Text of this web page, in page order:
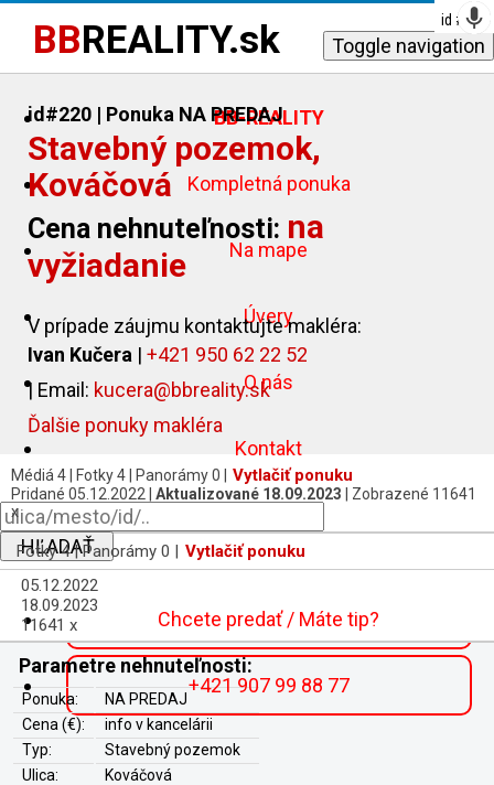
BBREALITY.sk Toggle navigation
BB-REALITY
Kompletná ponuka
Na mape
Úvery
O nás
Kontakt
HĽADAŤ
Chcete predať / Máte tip?
+421 907 99 88 77
id#220 | Ponuka NA PREDAJ
Stavebný pozemok,
Kováčová
Cena nehnuteľnosti: na
vyžiadanie
V prípade záujmu kontaktujte makléra:
Ivan Kučera | +421 950 62 22 52
| Email: kucera@bbreality.sk
Ďalšie ponuky makléra
Médiá 4 | Fotky 4 | Panorámy 0 | Vytlačiť ponuku
Pridané 05.12.2022 | Aktualizované 18.09.2023 | Zobrazené 11641
x
Fotky 4 | Panorámy 0 | Vytlačiť ponuku
05.12.2022
18.09.2023
11641 x
Parametre nehnuteľnosti:
Ponuka:
NA PREDAJ
Cena (€):
info v kancelárii
Typ:
Stavebný pozemok
Ulica:
Kováčová
id # 203
id # 297
id # 186
id # 320
id # 312
id # 311